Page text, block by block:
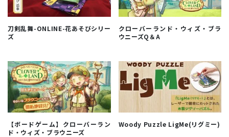
刀剣乱舞-ONLINE-花あそびシリー
ズ
クローバーランド・ウィズ・ブラ
ウニーズQ＆A
【ボードゲーム】クローバーラン
ド・ウィズ・ブラウニーズ
Woody Puzzle LigMe(リグミー)